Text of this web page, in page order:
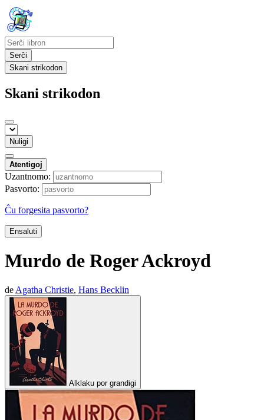
Serĉi
Skani strikodon
Skani strikodon
Nuligi
Atentigoj
Uzantnomo:
Pasvorto:
Ĉu forgesita pasvorto?
Ensaluti
Murdo de Roger Ackroyd
de Agatha Christie, Hans Becklin
Alklaku por grandigi